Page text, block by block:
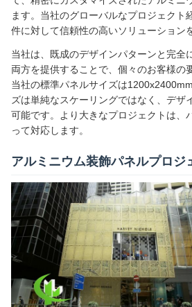
ます。当社のグローバルなプロジェクト
件に対して信頼性の高いソリューション
当社は、既成のデザインパターンと完全
両方を提供することで、個々のお客様の
当社の標準パネルサイズは
ズは単純なスケーリングではなく、デザ
可能です。より大きなプロジェクトは、
って対応します。
アルミニウム装飾パネルプロジ